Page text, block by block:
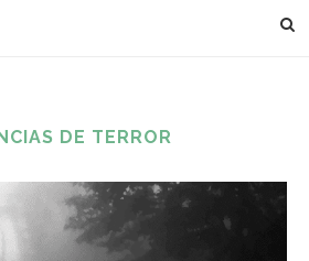
DE TERROR